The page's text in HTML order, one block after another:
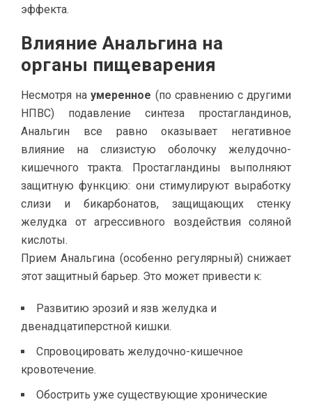
эффекта.
Влияние Анальгина на
органы пищеварения
Несмотря наумеренное (по сравнению с другими
НПВС) подавление синтеза простагландинов,
Анальгин все равно оказывает негативное
влияние на слизистую оболочку желудочно-
кишечного тракта. Простагландины выполняют
защитную функцию: они стимулируют выработку
слизи и бикарбонатов, защищающих стенку
желудка от агрессивного воздействия соляной
кислоты.
Прием Анальгина (особенно регулярный) снижает
этот защитный барьер. Это может привести к:
Развитию эрозий и язв желудка и
двенадцатиперстной кишки.
Спровоцировать желудочно-кишечное
кровотечение.
Обострить уже существующие хронические